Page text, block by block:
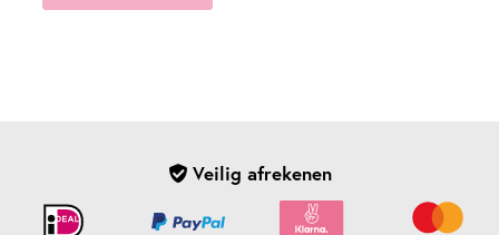
Veilig afrekenen